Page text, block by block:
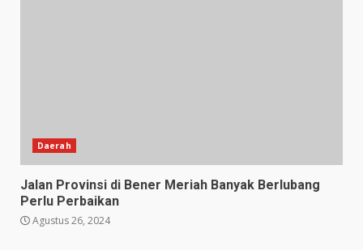
Daerah
Jalan Provinsi di Bener Meriah Banyak Berlubang
Perlu Perbaikan
Agustus 26, 2024